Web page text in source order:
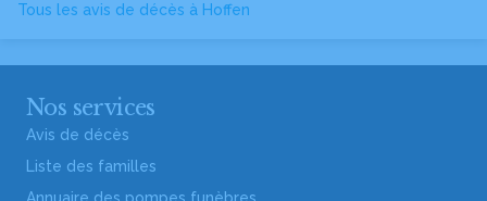
Tous les avis de décès à Hoffen
Nos services
Avis de décès
Liste des familles